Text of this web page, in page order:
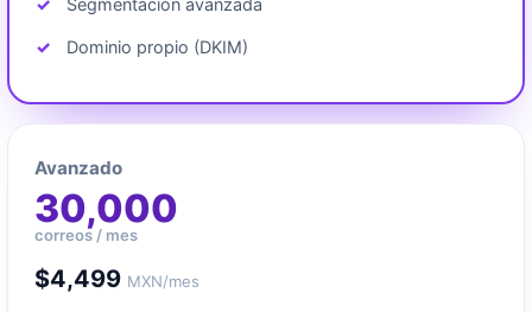
Segmentación avanzada
Dominio propio (DKIM)
Avanzado
30,000
correos / mes
$4,499 MXN/mes